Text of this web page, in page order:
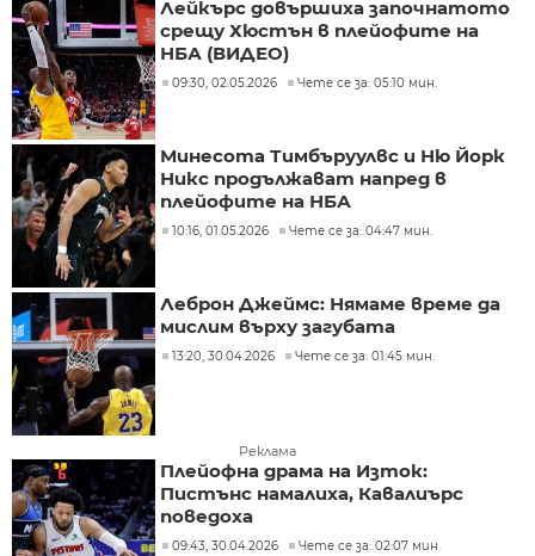
Лейкърс довършиха започнатото
срещу Хюстън в плейофите на
НБА (ВИДЕО)
09:30, 02.05.2026 Чете се за: 05:10 мин.
Минесота Тимбъруулвс и Ню Йорк
Никс продължават напред в
плейофите на НБА
10:16, 01.05.2026 Чете се за: 04:47 мин.
Леброн Джеймс: Нямаме време да
мислим върху загубата
13:20, 30.04.2026 Чете се за: 01:45 мин.
Реклама
Плейофна драма на Изток:
Пистънс намалиха, Кавалиърс
поведоха
09:43, 30.04.2026 Чете се за: 02:07 мин.